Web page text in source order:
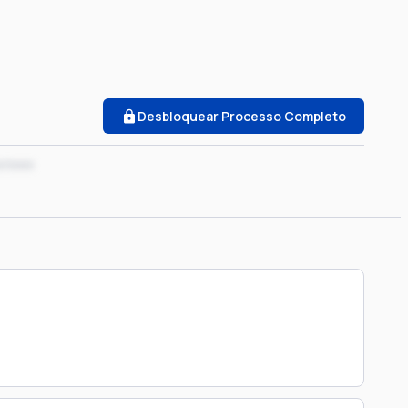
Desbloquear Processo Completo